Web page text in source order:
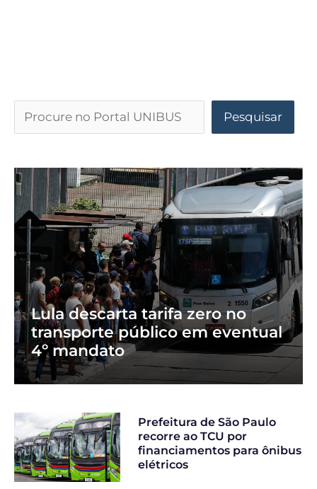
Pesquisar
Lula descarta tarifa zero no
transporte público em eventual
4º mandato
Prefeitura de São Paulo
recorre ao TCU por
financiamentos para ônibus
elétricos